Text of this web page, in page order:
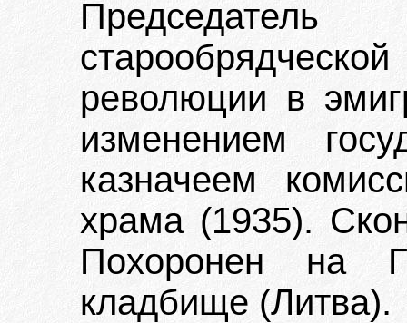
революции в
изменением
казначеем
храма (1935).
Похоронен на
кладбище (Литва).